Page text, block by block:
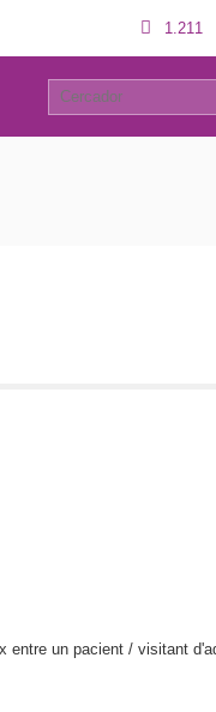
1.211
0
entre un pacient / visitant